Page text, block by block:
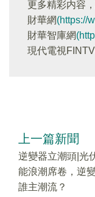
更多精彩内容
財華網(https://
財華智庫網
現代電視FINTV
上一篇新聞
逆變器立潮頭|光
能浪潮席卷，逆
誰主潮流？